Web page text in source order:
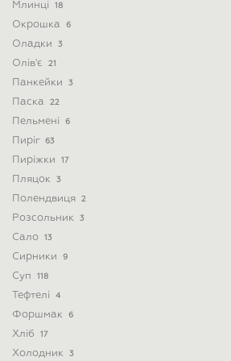
Млинці 18
Окрошка 6
Оладки 3
Олів'є 21
Панкейки 3
Паска 22
Пельмені 6
Пиріг 63
Пиріжки 17
Пляцок 3
Полендвиця 2
Розсольник 3
Сало 13
Сирники 9
Суп 118
Тефтелі 4
Форшмак 6
Хліб 17
Холодник 3